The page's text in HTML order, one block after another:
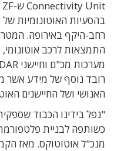
רחב-היקף באירופה.
התמצאות לרכב
רובד נוסף של מידע אשר
האנושי ושל החיישנים